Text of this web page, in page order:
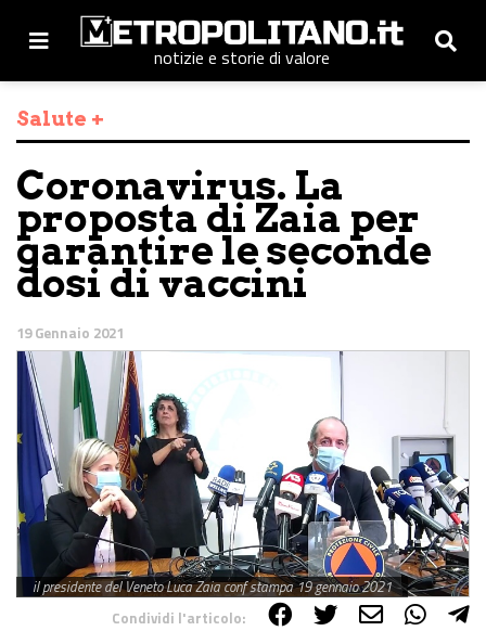
notizie e storie di valore
Salute +
Coronavirus. La
proposta di Zaia per
garantire le seconde
dosi di vaccini
19 Gennaio 2021
il presidente del Veneto Luca Zaia conf stampa 19 gennaio 2021
Condividi l'articolo: